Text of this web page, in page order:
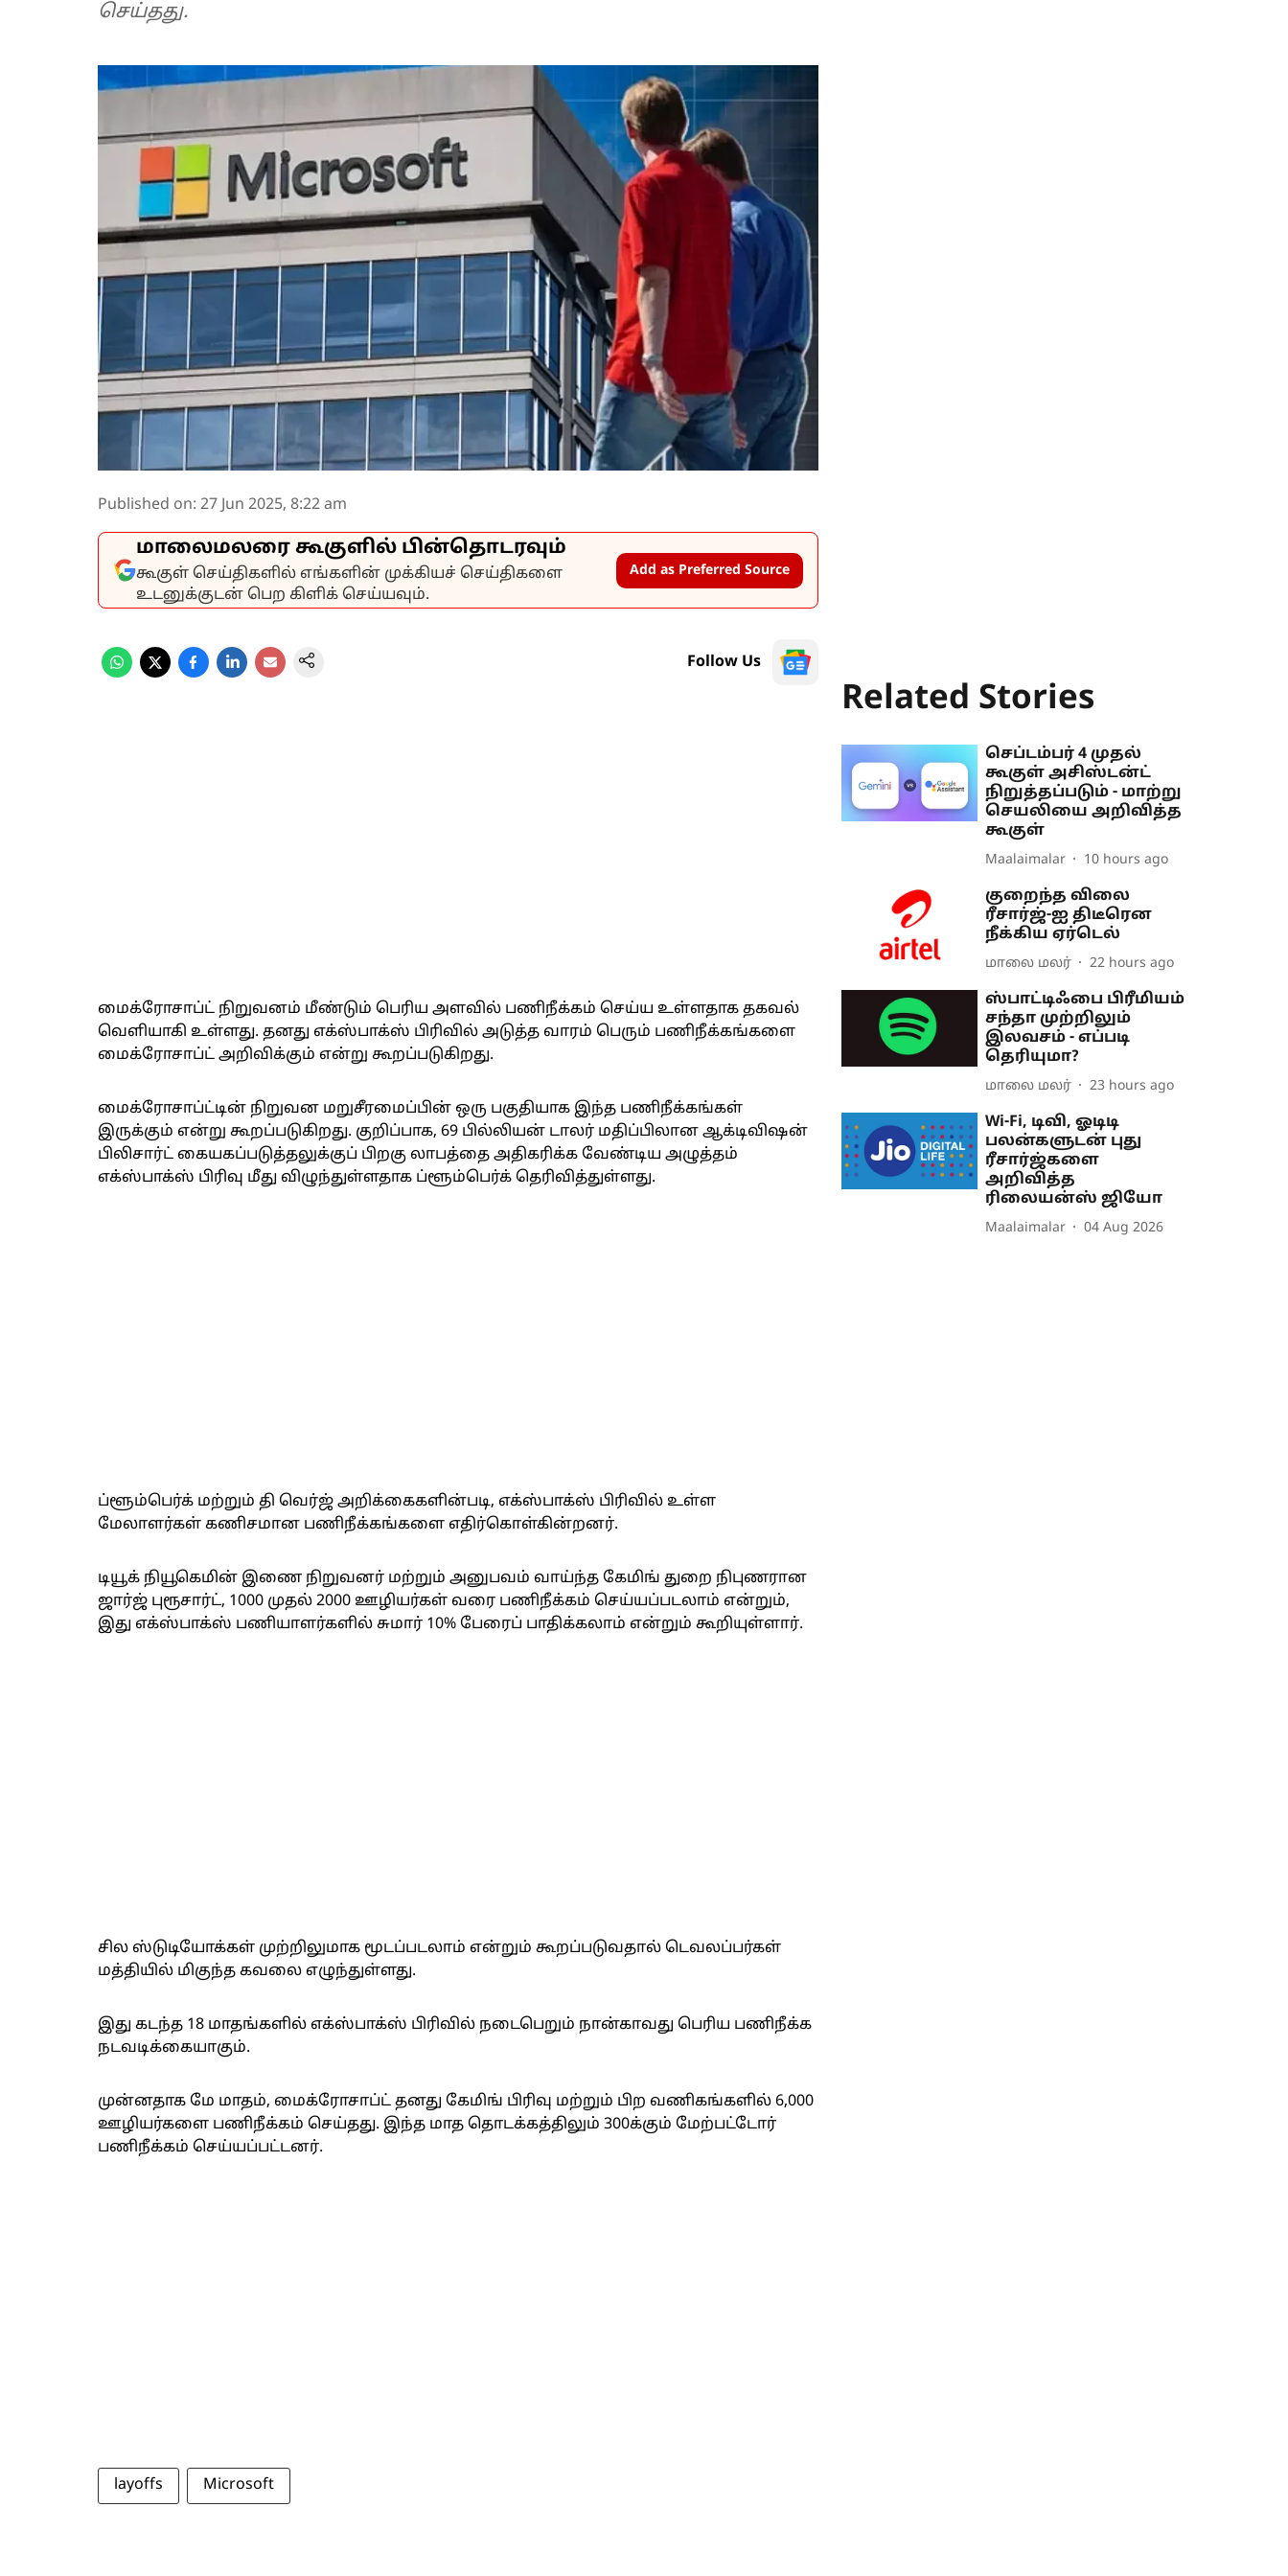
செய்தது.
Published on: 27 Jun 2025, 8:22 am
மாலைமலரை கூகுளில் பின்தொடரவும்
கூகுள் செய்திகளில் எங்களின் முக்கியச் செய்திகளை
உடனுக்குடன் பெற கிளிக் செய்யவும்.
Add as Preferred Source
Follow Us
மைக்ரோசாப்ட் நிறுவனம் மீண்டும் பெரிய அளவில் பணிநீக்கம் செய்ய உள்ளதாக தகவல்
வெளியாகி உள்ளது. தனது எக்ஸ்பாக்ஸ் பிரிவில் அடுத்த வாரம் பெரும் பணிநீக்கங்களை
மைக்ரோசாப்ட் அறிவிக்கும் என்று கூறப்படுகிறது.
மைக்ரோசாப்ட்டின் நிறுவன மறுசீரமைப்பின் ஒரு பகுதியாக இந்த பணிநீக்கங்கள்
இருக்கும் என்று கூறப்படுகிறது. குறிப்பாக, 69 பில்லியன் டாலர் மதிப்பிலான ஆக்டிவிஷன்
பிலிசார்ட் கையகப்படுத்தலுக்குப் பிறகு லாபத்தை அதிகரிக்க வேண்டிய அழுத்தம்
எக்ஸ்பாக்ஸ் பிரிவு மீது விழுந்துள்ளதாக ப்ளூம்பெர்க் தெரிவித்துள்ளது.
ப்ளூம்பெர்க் மற்றும் தி வெர்ஜ் அறிக்கைகளின்படி, எக்ஸ்பாக்ஸ் பிரிவில் உள்ள
மேலாளர்கள் கணிசமான பணிநீக்கங்களை எதிர்கொள்கின்றனர்.
டியூக் நியூகெமின் இணை நிறுவனர் மற்றும் அனுபவம் வாய்ந்த கேமிங் துறை நிபுணரான
ஜார்ஜ் புரூசார்ட், 1000 முதல் 2000 ஊழியர்கள் வரை பணிநீக்கம் செய்யப்படலாம் என்றும்,
இது எக்ஸ்பாக்ஸ் பணியாளர்களில் சுமார் 10% பேரைப் பாதிக்கலாம் என்றும் கூறியுள்ளார்.
சில ஸ்டுடியோக்கள் முற்றிலுமாக மூடப்படலாம் என்றும் கூறப்படுவதால் டெவலப்பர்கள்
மத்தியில் மிகுந்த கவலை எழுந்துள்ளது.
இது கடந்த 18 மாதங்களில் எக்ஸ்பாக்ஸ் பிரிவில் நடைபெறும் நான்காவது பெரிய பணிநீக்க
நடவடிக்கையாகும்.
முன்னதாக மே மாதம், மைக்ரோசாப்ட் தனது கேமிங் பிரிவு மற்றும் பிற வணிகங்களில் 6,000
ஊழியர்களை பணிநீக்கம் செய்தது. இந்த மாத தொடக்கத்திலும் 300க்கும் மேற்பட்டோர்
பணிநீக்கம் செய்யப்பட்டனர்.
layoffs Microsoft
Related Stories
செப்டம்பர் 4 முதல்
கூகுள் அசிஸ்டன்ட்
நிறுத்தப்படும் - மாற்று
செயலியை அறிவித்த
கூகுள்
Maalaimalar 10 hours ago
குறைந்த விலை
ரீசார்ஜ்-ஐ திடீரென
நீக்கிய ஏர்டெல்
மாலை மலர் 22 hours ago
ஸ்பாட்டிஃபை பிரீமியம்
சந்தா முற்றிலும்
இலவசம் - எப்படி
தெரியுமா?
மாலை மலர் 23 hours ago
Wi-Fi, டிவி, ஓடிடி
பலன்களுடன் புது
ரீசார்ஜ்களை
அறிவித்த
ரிலையன்ஸ் ஜியோ
Maalaimalar 04 Aug 2026